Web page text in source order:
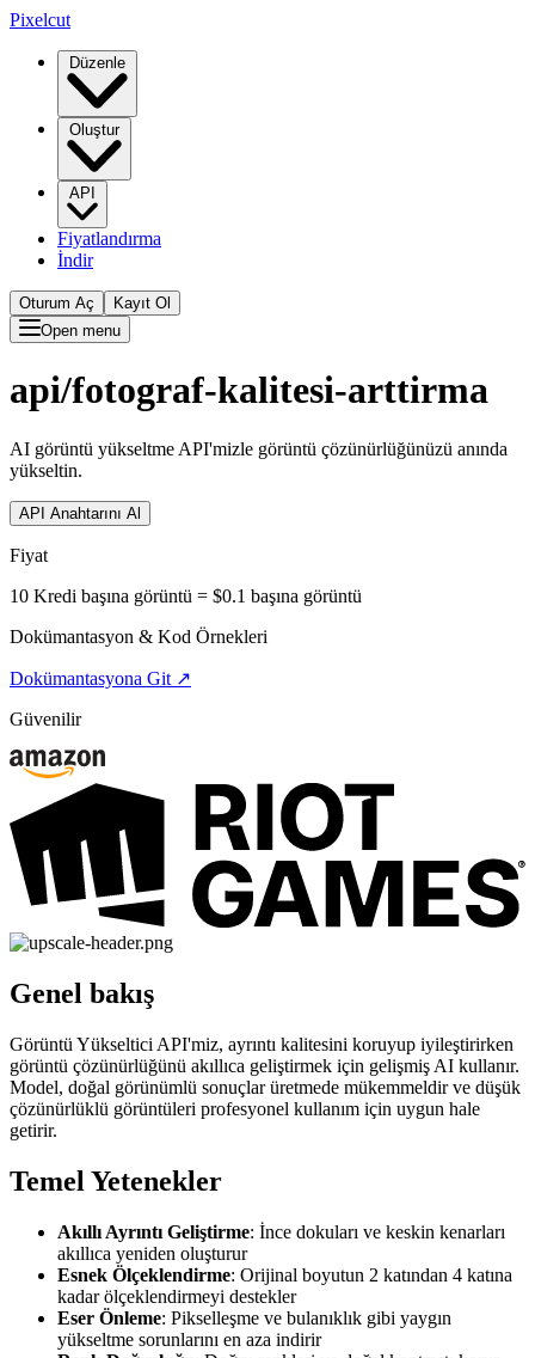
Pixelcut
Düzenle
Oluştur
API
Fiyatlandırma
İndir
Oturum Aç
Kayıt Ol
Open menu
api/fotograf-kalitesi-arttirma
AI görüntü yükseltme API'mizle görüntü çözünürlüğünüzü anında
yükseltin.
API Anahtarını Al
Fiyat
10 Kredi başına görüntü = $0.1 başına görüntü
Dokümantasyon & Kod Örnekleri
Dokümantasyona Git ↗
Güvenilir
Genel bakış
Görüntü Yükseltici API'miz, ayrıntı kalitesini koruyup iyileştirirken
görüntü çözünürlüğünü akıllıca geliştirmek için gelişmiş AI kullanır.
Model, doğal görünümlü sonuçlar üretmede mükemmeldir ve düşük
çözünürlüklü görüntüleri profesyonel kullanım için uygun hale
getirir.
Temel Yetenekler
Akıllı Ayrıntı Geliştirme: İnce dokuları ve keskin kenarları
akıllıca yeniden oluşturur
Esnek Ölçeklendirme: Orijinal boyutun 2 katından 4 katına
kadar ölçeklendirmeyi destekler
Eser Önleme: Pikselleşme ve bulanıklık gibi yaygın
yükseltme sorunlarını en aza indirir